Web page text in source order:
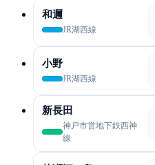
和邇
JR湖西線
小野
JR湖西線
新長田
神戸市営地下鉄西神
線